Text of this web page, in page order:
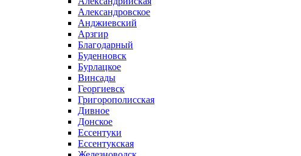
Александровское
Анджиевский
Арзгир
Благодарный
Буденновск
Бурлацкое
Винсады
Георгиевск
Григорополисская
Дивное
Донское
Ессентуки
Ессентукская